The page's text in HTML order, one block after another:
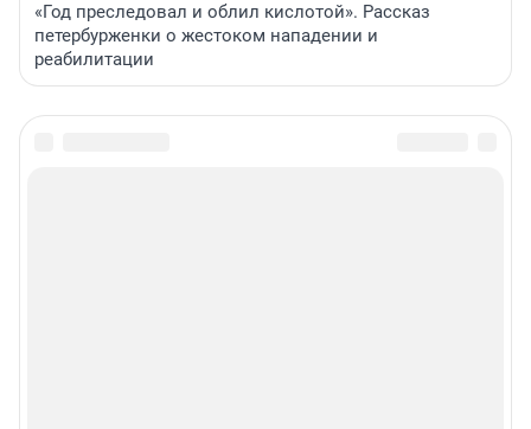
«Год преследовал и облил кислотой». Рассказ
петербурженки о жестоком нападении и
реабилитации